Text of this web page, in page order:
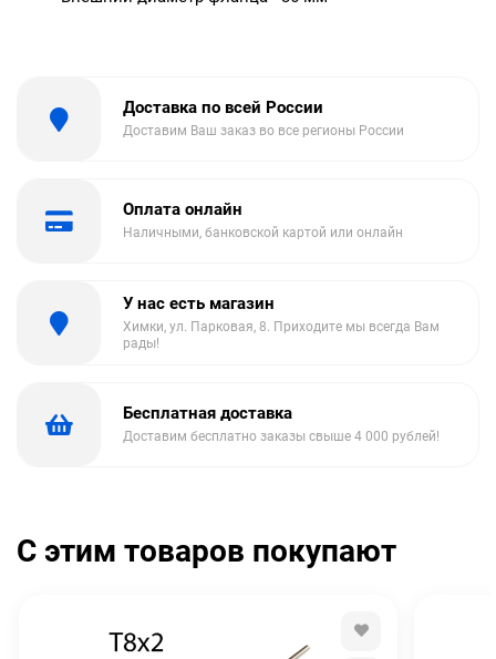
Доставка по всей России
Доставим Ваш заказ во все регионы России
Оплата онлайн
Наличными, банковской картой или онлайн
У нас есть магазин
Химки, ул. Парковая, 8. Приходите мы всегда Вам
рады!
Бесплатная доставка
Доставим бесплатно заказы свыше 4 000 рублей!
С этим товаров покупают